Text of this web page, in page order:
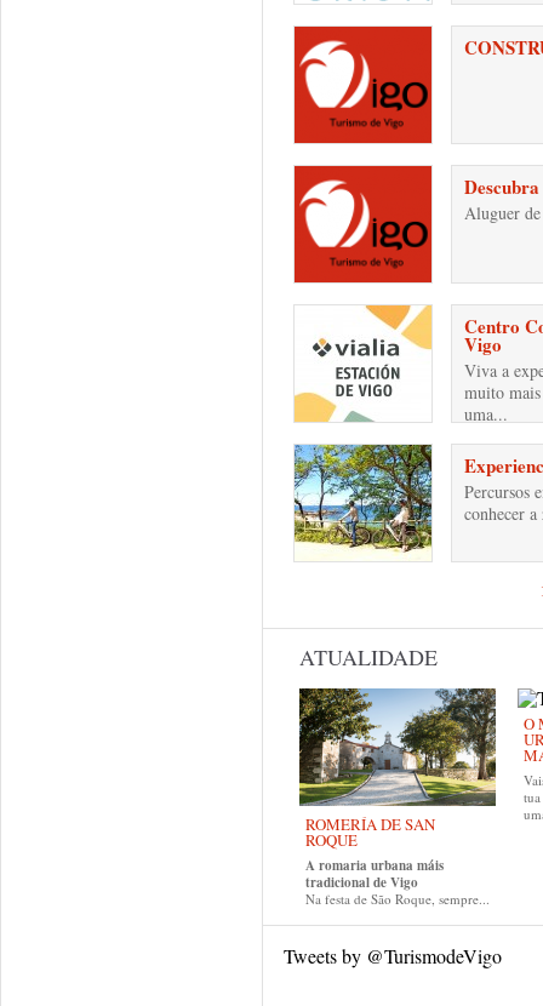
Aluguer
Centro
Vigo
Viva a
muito
uma...
Percursos
conhecer
ATUALIDADE
ROMERÍA DE SAN
ROQUE
A romaria urbana máis
tradicional de Vigo
Na festa de São Roque, sempre...
O
Tweets by @TurismodeVigo